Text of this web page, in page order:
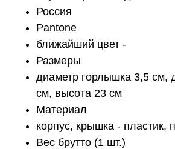
Россия
Pantone
ближайший цвет -
Размеры
диаметр горлышка 3,5 см,
см, высота 23 см
Материал
корпус, крышка - пластик,
Вес брутто (1 шт.)